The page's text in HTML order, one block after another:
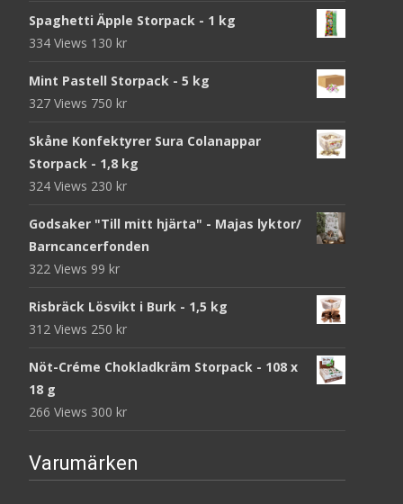
Spaghetti Äpple Storpack - 1 kg
334 Views 130 kr
Mint Pastell Storpack - 5 kg
327 Views 750 kr
Skåne Konfektyrer Sura Colanappar
Storpack - 1,8 kg
324 Views 230 kr
Godsaker "Till mitt hjärta" - Majas lyktor/
Barncancerfonden
322 Views 99 kr
Risbräck Lösvikt i Burk - 1,5 kg
312 Views 250 kr
Nöt-Créme Chokladkräm Storpack - 108 x
18 g
266 Views 300 kr
Varumärken